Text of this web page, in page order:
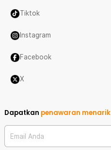
Tiktok
Instagram
Facebook
X
Dapatkan penawaran menarik
Email Anda